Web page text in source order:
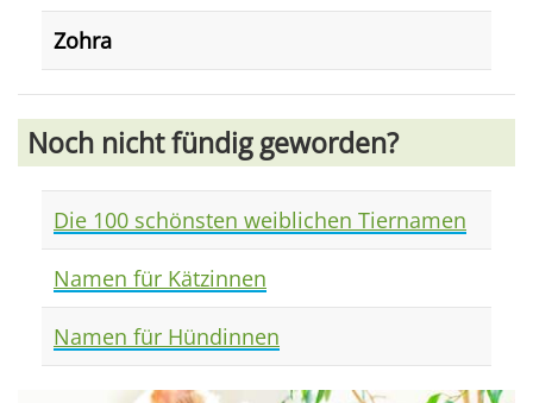
Zohra
Noch nicht fündig geworden?
Die 100 schönsten weiblichen Tiernamen
Namen für Kätzinnen
Namen für Hündinnen